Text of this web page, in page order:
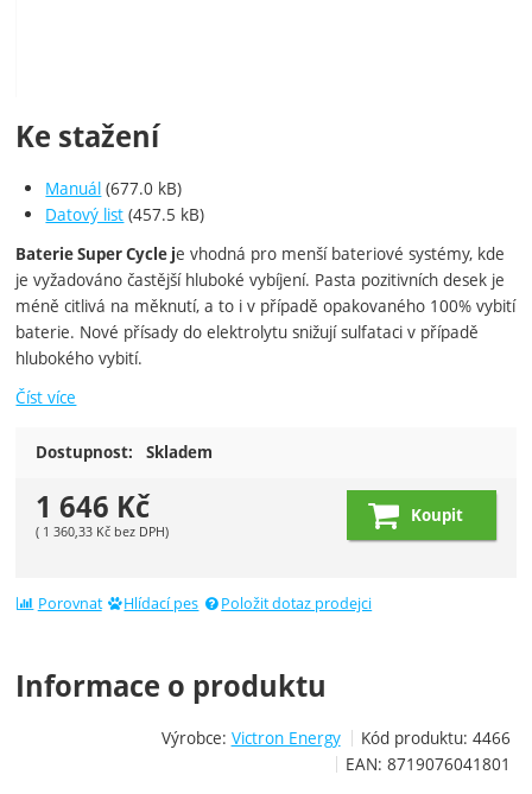
Ke stažení
Manuál (677.0 kB)
Datový list (457.5 kB)
Baterie Super Cycle je vhodná pro menší bateriové systémy, kde
je vyžadováno častější hluboké vybíjení. Pasta pozitivních desek je
méně citlivá na měknutí, a to i v případě opakovaného 100% vybití
baterie. Nové přísady do elektrolytu snižují sulfataci v případě
hlubokého vybití.
Číst více
Dostupnost: Skladem
1 646 Kč
( 1 360,33 Kč bez DPH)
Koupit
Porovnat Hlídací pes Položit dotaz prodejci
Informace o produktu
Výrobce: Victron Energy Kód produktu: 4466
EAN: 8719076041801